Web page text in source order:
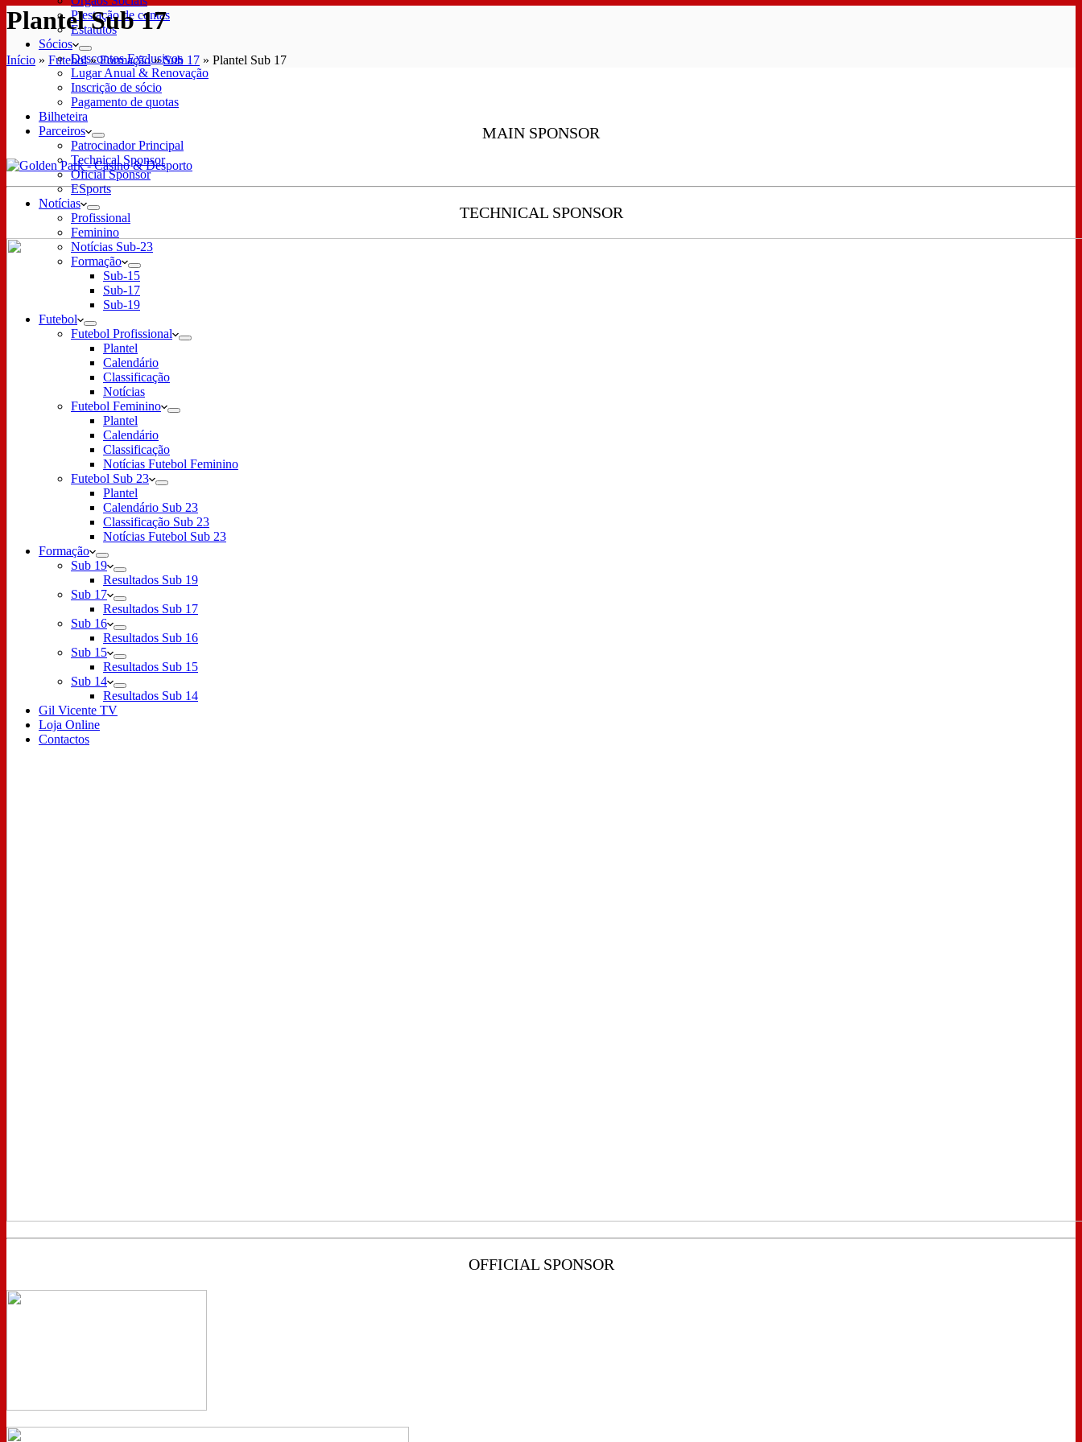
Prestação de contas
Estatutos
Sócios
Descontos Exclusivos
Lugar Anual & Renovação
Inscrição de sócio
Pagamento de quotas
Bilheteira
Parceiros
Patrocinador Principal
Technical Sponsor
Oficial Sponsor
ESports
Notícias
Profissional
Feminino
Notícias Sub-23
Formação
Sub-15
Sub-17
Sub-19
Futebol
Futebol Profissional
Plantel
Calendário
Classificação
Notícias
Futebol Feminino
Plantel
Calendário
Classificação
Notícias Futebol Feminino
Futebol Sub 23
Plantel
Calendário Sub 23
Classificação Sub 23
Notícias Futebol Sub 23
Formação
Sub 19
Resultados Sub 19
Sub 17
Resultados Sub 17
Sub 16
Resultados Sub 16
Sub 15
Resultados Sub 15
Sub 14
Resultados Sub 14
Gil Vicente TV
Loja Online
Contactos
Plantel Sub 17
Início » Futebol»Formação»Sub 17 » Plantel Sub 17
MAIN SPONSOR
TECHNICAL SPONSOR
OFFICIAL SPONSOR